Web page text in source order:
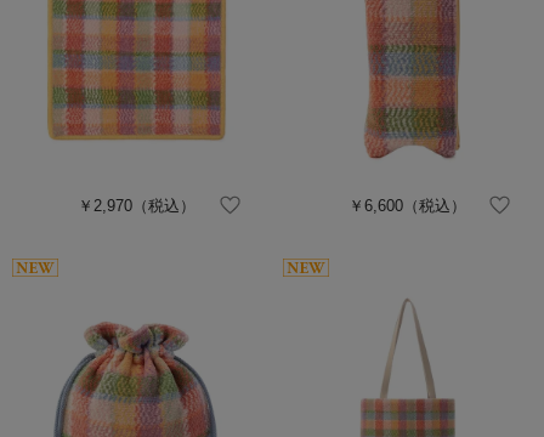
￥2,970 （税込） ￥6,600（税込）